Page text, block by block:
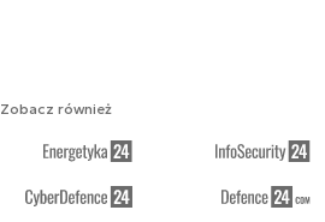
Zobacz również